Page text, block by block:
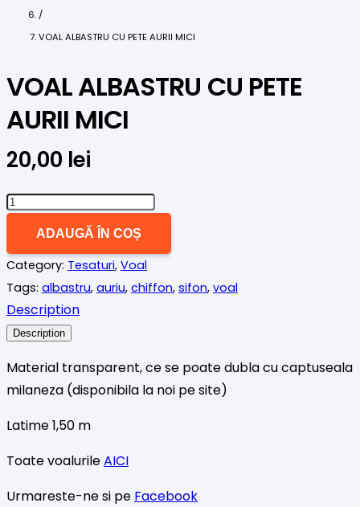
/
VOAL ALBASTRU CU PETE AURII MICI
VOAL ALBASTRU CU PETE
AURII MICI
20,00 lei
Cantitate
CU
PETE
AURII
MICI
ADAUGĂ ÎN COȘ
Category: Tesaturi, Voal
Tags: albastru, auriu, chiffon, sifon, voal
Description
Description
Material transparent, ce se poate dubla cu captuseala
milaneza (disponibila la noi pe site)
Latime 1,50 m
Toate voalurileAICI
Urmareste-ne si pe Facebook